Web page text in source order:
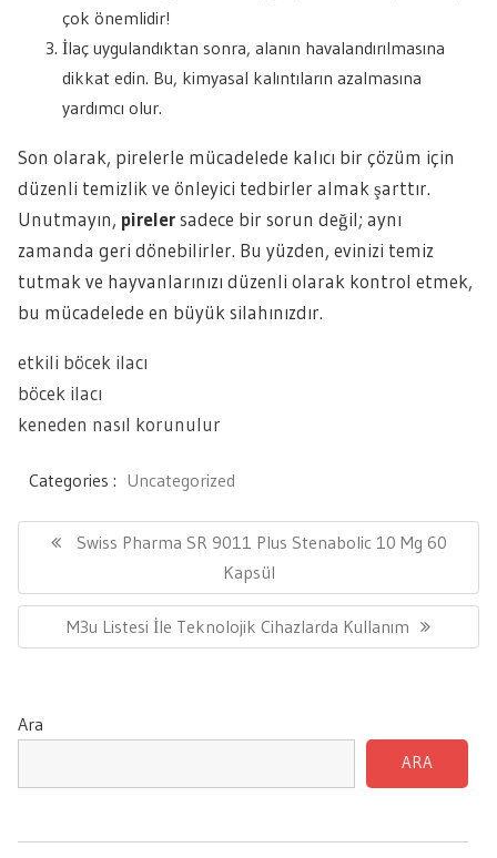
çok önemlidir!
İlaç uygulandıktan sonra, alanın havalandırılmasına
dikkat edin. Bu, kimyasal kalıntıların azalmasına
yardımcı olur.
Son olarak, pirelerle mücadelede kalıcı bir çözüm için
düzenli temizlik ve önleyici tedbirler almak şarttır.
Unutmayın, pirelersadece bir sorun değil; aynı
zamanda geri dönebilirler. Bu yüzden, evinizi temiz
tutmak ve hayvanlarınızı düzenli olarak kontrol etmek,
bu mücadelede en büyük silahınızdır.
etkili böcek ilacı
böcek ilacı
keneden nasıl korunulur
Categories : Uncategorized
gezinmesiPrevious
Swiss Pharma SR 9011 Plus Stenabolic 10 Mg 60
Kapsül
Next
Post:
M3u Listesi İle Teknolojik Cihazlarda Kullanım
Ara
ARA